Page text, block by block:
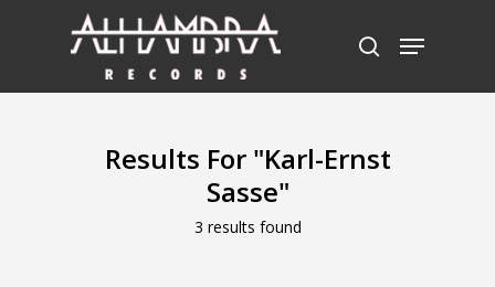
Results For "Karl-Ernst
Sasse"
3 results found